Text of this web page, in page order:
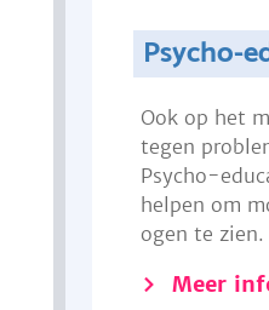
Psycho-
Ook op het
tegen
Psycho-
helpen om
ogen te zien.
Meer